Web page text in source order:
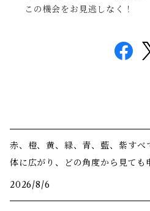
この機会をお見逃しなく！
赤、橙、黄、緑、青、藍、紫――す
体に広がり、どの角度から見ても
しさ
2026/8/6